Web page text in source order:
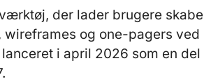
der lader brugere skabe
og one-pagers ved
i april 2026 som en del